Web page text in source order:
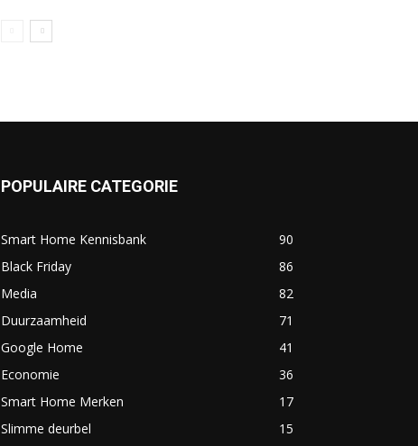
POPULAIRE CATEGORIE
Smart Home Kennisbank
90
Black Friday
86
Media
82
Duurzaamheid
71
Google Home
41
Economie
36
Smart Home Merken
17
Slimme deurbel
15